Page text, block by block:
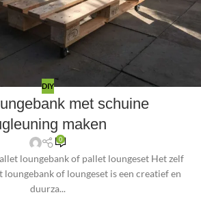
DIY
met schuine
maken
0
loungebank of pallet loungeset Het zelf
loungebank of loungeset is een creatief en
duurza...